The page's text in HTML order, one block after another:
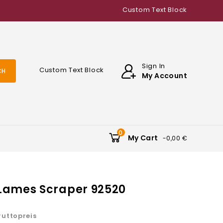
Custom Text Block
Sign In
My Account
Custom Text Block
0
My Cart -0,00 €
Scraper 92520